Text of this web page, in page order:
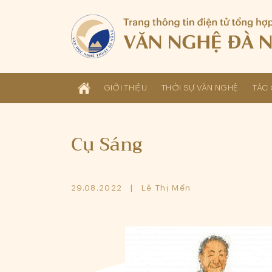
GIỚI THIỆU THỜI SỰ VĂN NGHỆ TÁC
Cụ Sáng
29.08.2022 Lê Thị Mến